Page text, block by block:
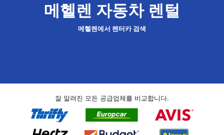
메헬렌 자동차 렌털
메헬렌에서 렌터카 검색
잘 알려진 모든 공급업체를 비교합니다.